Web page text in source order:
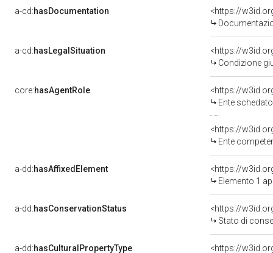
a-cd:hasDocumentation
a-cd:hasLegalSituation
Condizione
core:hasAgentRole
<https://
Ente
<https://
Ente competente per
a-dd:hasAffixedElement
<https://
Elemento 1
a-dd:hasConservationStatus
<https://
Stato di
a-dd:hasCulturalPropertyType